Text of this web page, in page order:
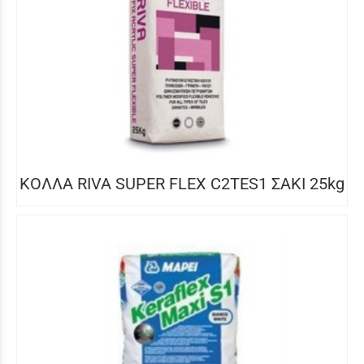
ΚΟΛΛΑ RIVA SUPER FLEX C2TES1 ΣΑΚΙ 25kg